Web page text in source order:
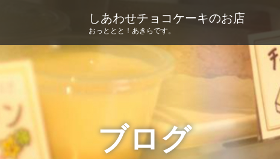
しあわせチョコケーキのお店
おっととと！あきらです。
ブログ